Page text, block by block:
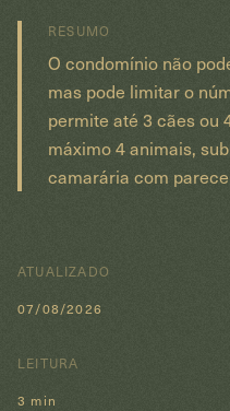
RESUMO
O condomínio não
mas pode limitar o
permite até 3 cães ou
máximo 4 animais,
camarária com
ATUALIZADO
07/08/2026
LEITURA
3 min